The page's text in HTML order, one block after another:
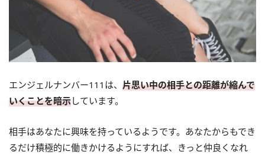
エンジェルナンバー111は、 片思い中の相手との距離が縮んで
いくことを暗示しています。
相手はあなたに興味を持っているようです。あなたからもでき
るだけ積極的に働きかけるようにすれば、きっと仲良くなれ